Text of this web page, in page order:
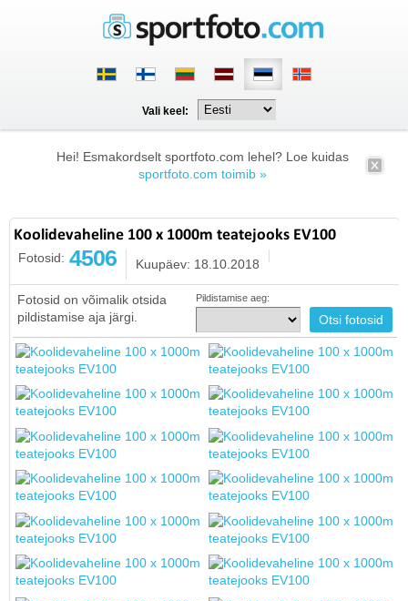
Vali keel:
Hei! Esmakordselt sportfoto.com lehel? Loe kuidas
sportfoto.com toimib »
Koolidevaheline 100 x 1000m teatejooks EV100
Fotosid: 4506 Kuupäev: 18.10.2018
Fotosid on võimalik otsida
pildistamise aja järgi.
Pildistamise aeg: